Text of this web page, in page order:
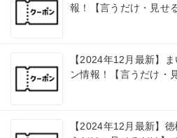
報！【言うだけ・見せ
【2024年12月最新】
ン情報！【言うだけ・
【2024年12月最新】